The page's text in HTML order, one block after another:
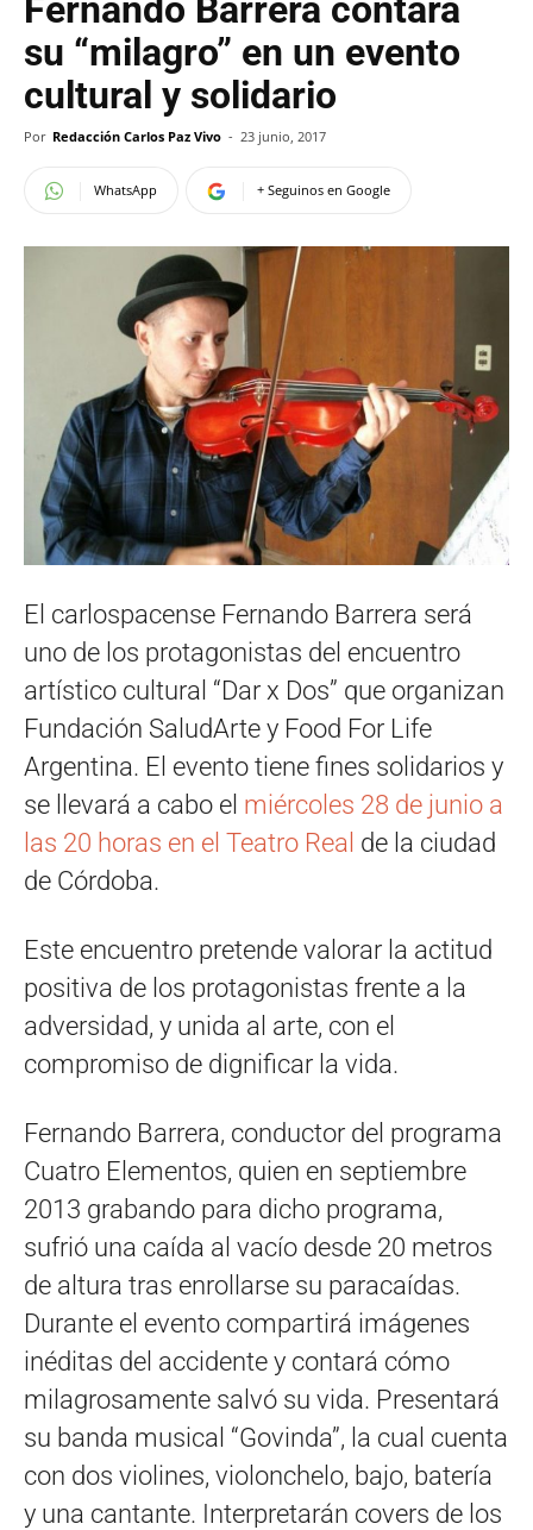
Fernando Barrera contará
su “milagro” en un evento
cultural y solidario
Por Redacción Carlos Paz Vivo - 23 junio, 2017
WhatsApp + Seguinos en Google
El carlospacense Fernando Barrera será
uno de los protagonistas del encuentro
artístico cultural “Dar x Dos” que organizan
Fundación SaludArte y Food For Life
Argentina. El evento tiene fines solidarios y
se llevará a cabo el miércoles 28 de junio a
las 20 horas en el Teatro Real de la ciudad
de Córdoba.
Este encuentro pretende valorar la actitud
positiva de los protagonistas frente a la
adversidad, y unida al arte, con el
compromiso de dignificar la vida.
Fernando Barrera, conductor del programa
Cuatro Elementos, quien en septiembre
2013 grabando para dicho programa,
sufrió una caída al vacío desde 20 metros
de altura tras enrollarse su paracaídas.
Durante el evento compartirá imágenes
inéditas del accidente y contará cómo
milagrosamente salvó su vida. Presentará
su banda musical “Govinda”, la cual cuenta
con dos violines, violonchelo, bajo, batería
y una cantante. Interpretarán covers de los